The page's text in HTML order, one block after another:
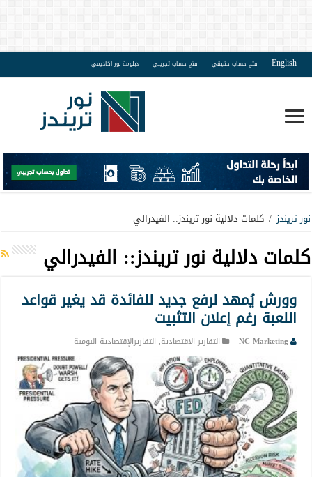
English فتح حساب حقيقي فتح حساب تجريبي دبلومة نور اكاديمي
نور تريندز / كلمات دلالية نور تريندز:: الفيدرالي
كلمات دلالية نور تريندز:: الفيدرالي
وورش يُمهد لرفع جديد للفائدة قد يغير قواعد
اللعبة رغم إعلان التثبيت
NC Marketing التقارير الاقتصادية, التقاريرالإقتصادية اليومية